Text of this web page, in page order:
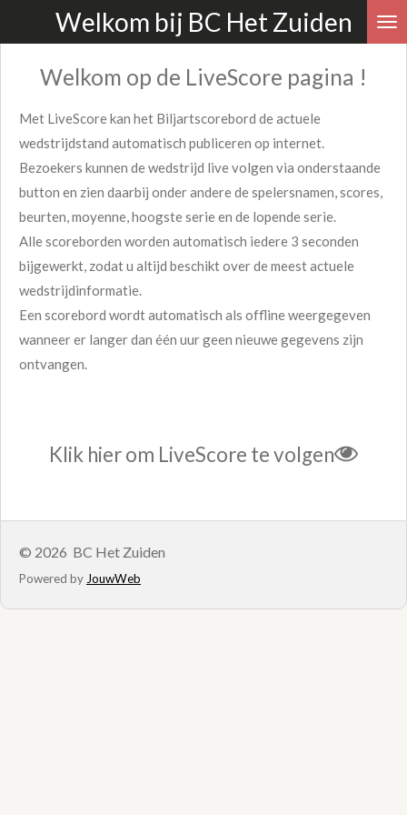
direct
hoofdinhoud
Welkom bij BC Het Zuiden
Welkom op de LiveScore pagina !
Met LiveScore kan het Biljartscorebord de actuele
wedstrijdstand automatisch publiceren op internet.
Bezoekers kunnen de wedstrijd live volgen via onderstaande
button en zien daarbij onder andere de spelersnamen, scores,
beurten, moyenne, hoogste serie en de lopende serie.
Alle scoreborden worden automatisch iedere 3 seconden
bijgewerkt, zodat u altijd beschikt over de meest actuele
wedstrijdinformatie.
Een scorebord wordt automatisch als offline weergegeven
wanneer er langer dan één uur geen nieuwe gegevens zijn
ontvangen.
Klik hier om LiveScore te volgen
© 2026 BC Het Zuiden
Powered byJouwWeb